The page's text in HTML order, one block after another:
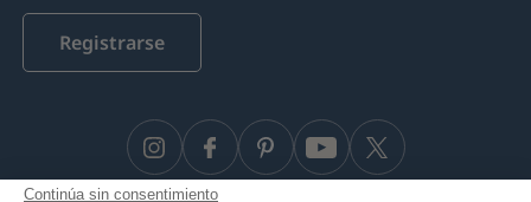
Continúa sin consentimiento
Registrarse
Facebook Twitter
YouTube
Pinterest
Instagram